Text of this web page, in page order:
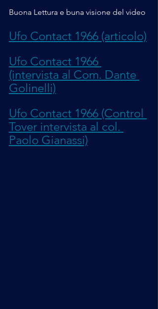
Buona Lettura e buna visione del video
Ufo Contact 1966 (articolo)
Ufo Contact 1966
(intervista al Com. Dante
Golinelli)
Ufo Contact 1966 (Control
Tover intervista al col.
Paolo Gianassi)